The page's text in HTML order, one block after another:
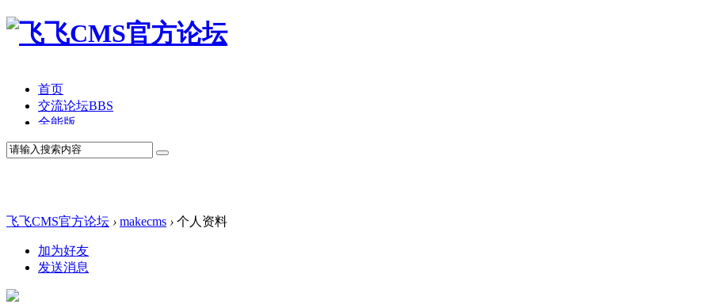
首页
交流论坛BBS
全能版
TV版
产品价格
飞飞CMS官方论坛 › makecms › 个人资料
加为好友
发送消息